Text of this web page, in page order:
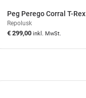
Peg Perego Corral T-Rex
Repolusk
€ 299,00 inkl. MwSt.